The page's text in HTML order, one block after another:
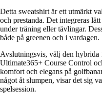
Detta sweatshirt är ett utmärkt
och prestanda. Det integreras
under träning eller tävlingar.
både på greenen och i vardagen.
Avslutningsvis, välj den hybrida
Ultimate365+ Course Control
komfort och elegans på
något åt slumpen, visar det sig
spelsession.